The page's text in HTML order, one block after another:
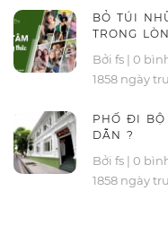
BỎ TÚI
TRONG
Bởi fs | 0
1858 ngày
PHỐ ĐI BỘ
DẪN ?
Bởi fs | 0
1858 ngày